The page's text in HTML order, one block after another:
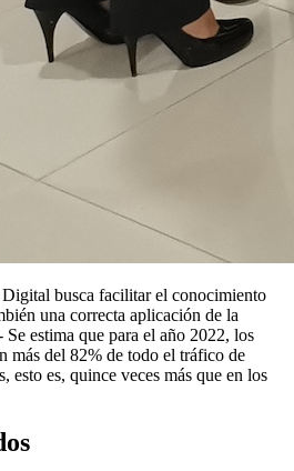
busca facilitar el conocimiento
una correcta aplicación de la
estima que para el año 2022, los
más del 82% de todo el tráfico de
esto es, quince veces más que en los